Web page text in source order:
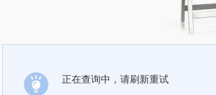
正在查询中，请刷新重试